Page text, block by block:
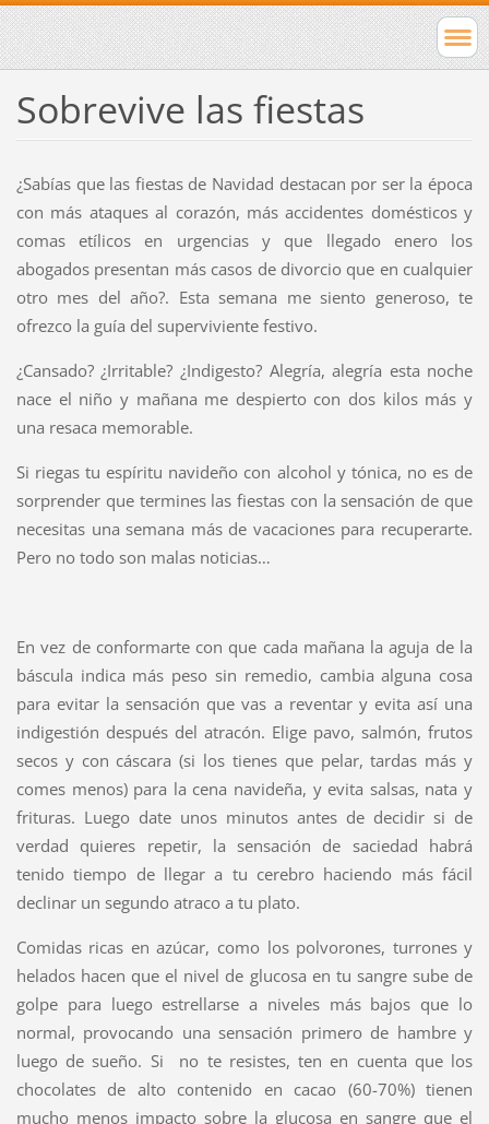
Sobrevive las fiestas
¿Sabías que las fiestas de Navidad destacan por ser la época
con más ataques al corazón, más accidentes domésticos y
comas etílicos en urgencias y que llegado enero los
abogados presentan más casos de divorcio que en cualquier
otro mes del año?. Esta semana me siento generoso, te
ofrezco la guía del superviviente festivo.
¿Cansado? ¿Irritable? ¿Indigesto? Alegría, alegría esta noche
nace el niño y mañana me despierto con dos kilos más y
una resaca memorable.
Si riegas tu espíritu navideño con alcohol y tónica, no es de
sorprender que termines las fiestas con la sensación de que
necesitas una semana más de vacaciones para recuperarte.
Pero no todo son malas noticias…
En vez de conformarte con que cada mañana la aguja de la
báscula indica más peso sin remedio, cambia alguna cosa
para evitar la sensación que vas a reventar y evita así una
indigestión después del atracón. Elige pavo, salmón, frutos
secos y con cáscara (si los tienes que pelar, tardas más y
comes menos) para la cena navideña, y evita salsas, nata y
frituras. Luego date unos minutos antes de decidir si de
verdad quieres repetir, la sensación de saciedad habrá
tenido tiempo de llegar a tu cerebro haciendo más fácil
declinar un segundo atraco a tu plato.
Comidas ricas en azúcar, como los polvorones, turrones y
helados hacen que el nivel de glucosa en tu sangre sube de
golpe para luego estrellarse a niveles más bajos que lo
normal, provocando una sensación primero de hambre y
luego de sueño. Si no te resistes, ten en cuenta que los
chocolates de alto contenido en cacao (60-70%) tienen
mucho menos impacto sobre la glucosa en sangre que el